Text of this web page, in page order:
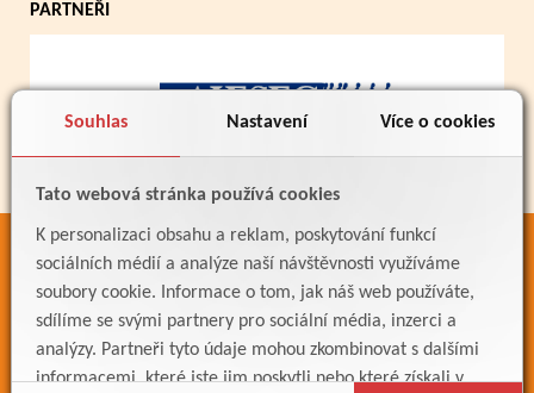
Souhlas Nastavení Více o cookies
Tato webová stránka používá cookies
K personalizaci obsahu a reklam, poskytování funkcí
sociálních médií a analýze naší návštěvnosti využíváme
soubory cookie. Informace o tom, jak náš web používáte,
sdílíme se svými partnery pro sociální média, inzerci a
analýzy. Partneři tyto údaje mohou zkombinovat s dalšími
informacemi, které jste jim poskytli nebo které získali v
PARTNEŘI
ODKAZY
Bakaláři
Jídelníček
Meteostanice